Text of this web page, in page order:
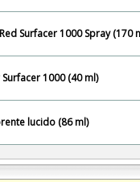
Surfacer 1000 Spray (170
1000 (40 ml)
lucido (86 ml)